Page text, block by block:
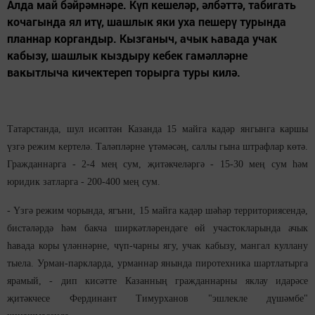
Алда май бәйрәмнәре. Күп кешеләр, әлбәттә, табигать
кочагында ял итү, шашлык яки уха пешерү турында
планнар коргандыр. Кызганыч, ачык һавада учак
кабызу, шашлык кыздыру кебек гамәлләрне
вакытлыча кичектереп торырга туры килә.
Татарстанда, шул исәптән Казанда 15 майга кадәр янгынга каршы
үзгә режим кертелә. Таләпләрне үтәмәсәң, саллы гына штрафлар көтә.
Гражданнарга - 2-4 мең сум, җитәкчеләргә - 15-30 мең сум һәм
юридик затларга - 200-400 мең сум.
- Үзгә режим чорында, ягъни, 15 майга кадәр шәһәр территориясендә,
бистәләрдә һәм бакча ширкәтләрендәге өй участокларында ачык
һавада коры үләннәрне, чүп-чарны ягу, учак кабызу, мангал куллану
тыела. Урман-паркларда, урманнар янында пиротехника шартлатырга
ярамый, - дип кисәтте Казанның гражданнарны яклау идарәсе
җитәкчесе Фердинант Тимурханов "эшлекле дүшәмбе"